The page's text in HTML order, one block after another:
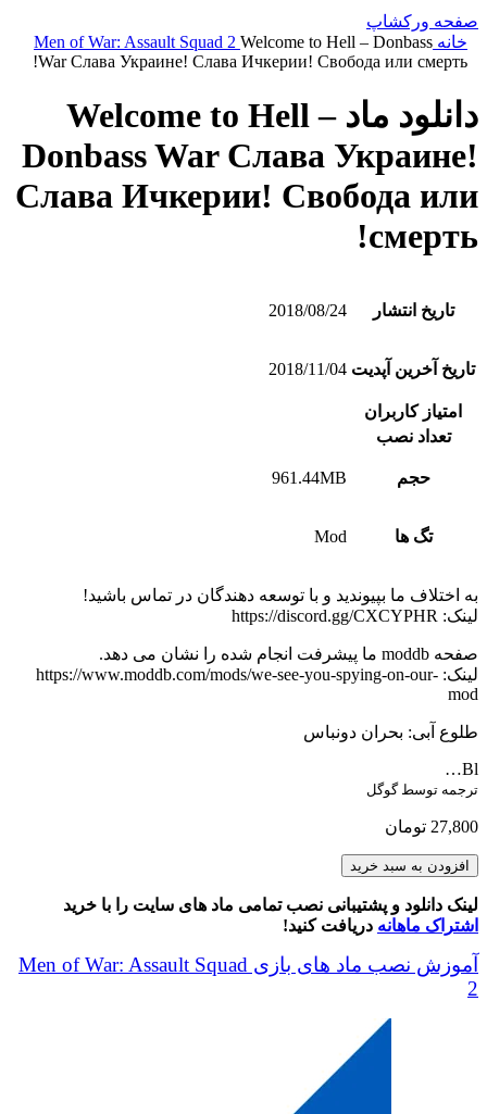
صفحه ورکشاپ
خانه
Men of War: Assault Squad 2 Welcome to Hell – Donbass
War Слава Украине! Слава Ичкерии! Свобода или смерть!
دانلود ماد Welcome to Hell –
Donbass War Слава Украине!
Слава Ичкерии! Свобода или
смерть!
تاریخ انتشار 2018/08/24
تاریخ آخرین آپدیت 2018/11/04
امتیاز کاربران
تعداد نصب
حجم 961.44MB
تگ ها Mod
به اختلاف ما بپیوندید و با توسعه دهندگان در تماس باشید!
لینک: https://discord.gg/CXCYPHR
صفحه moddb ما پیشرفت انجام شده را نشان می دهد.
لینک: https://www.moddb.com/mods/we-see-you-spying-on-our-
mod
طلوع آبی: بحران دونباس
Bl…
ترجمه توسط گوگل
27,800 تومان
Welcome
to
Hell
-
Donbass
War
Слава
Украине!
افزودن به سبد خرید
لینک دانلود و پشتیبانی نصب تمامی ماد های سایت را با خرید
اشتراک ماهانه دریافت کنید!
آموزش نصب ماد های بازی Men of War: Assault Squad
2